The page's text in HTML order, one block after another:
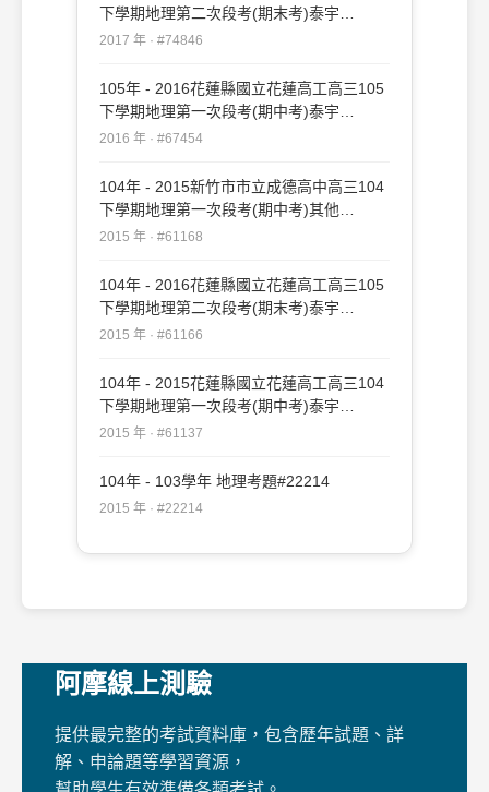
下學期地理第二次段考(期末考)泰宇
#74846
2017 年 · #74846
105年 - 2016花蓮縣國立花蓮高工高三105
下學期地理第一次段考(期中考)泰宇
#67454
2016 年 · #67454
104年 - 2015新竹市市立成德高中高三104
下學期地理第一次段考(期中考)其他
#61168
2015 年 · #61168
104年 - 2016花蓮縣國立花蓮高工高三105
下學期地理第二次段考(期末考)泰宇
#61166
2015 年 · #61166
104年 - 2015花蓮縣國立花蓮高工高三104
下學期地理第一次段考(期中考)泰宇
#61137
2015 年 · #61137
104年 - 103學年 地理考題#22214
2015 年 · #22214
阿摩線上測驗
提供最完整的考試資料庫，包含歷年試題、詳
解、申論題等學習資源，